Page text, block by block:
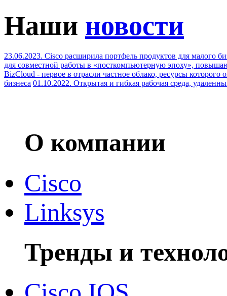
Наши новости
23.06.2023. Cisco расширила портфель продуктов для малого
для совместной работы в «посткомпьютерную эпоху»,
BizCloud - первое в отрасли частное облако, ресурсы которого
бизнеса 01.10.2022. Открытая и гибкая рабочая среда,
О компании
Cisco
Linksys
Тренды и